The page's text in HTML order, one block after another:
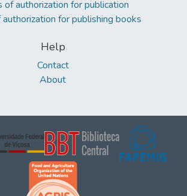
of authorization for publication
authorization for publishing books
Help
Contact
About